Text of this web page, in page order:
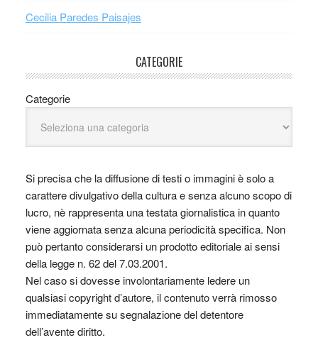
Cecilia Paredes Paisajes
CATEGORIE
Categorie
Si precisa che la diffusione di testi o immagini è solo a
carattere divulgativo della cultura e senza alcuno scopo di
lucro, nè rappresenta una testata giornalistica in quanto
viene aggiornata senza alcuna periodicità specifica. Non
può pertanto considerarsi un prodotto editoriale ai sensi
della legge n. 62 del 7.03.2001.
Nel caso si dovesse involontariamente ledere un
qualsiasi copyright d’autore, il contenuto verrà rimosso
immediatamente su segnalazione del detentore
dell’avente diritto.